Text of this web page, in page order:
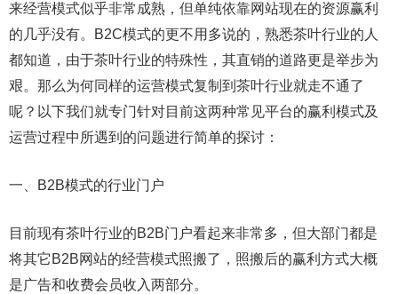
来经营模式似乎非常成熟，但单纯依靠网站现在的资源赢利
的几乎没有。B2C模式的更不用多说的，熟悉茶叶行业的人
都知道，由于茶叶行业的特殊性，其直销的道路更是举步为
艰。那么为何同样的运营模式复制到茶叶行业就走不通了
呢？以下我们就专门针对目前这两种常见平台的赢利模式及
运营过程中所遇到的问题进行简单的探讨：
一、B2B模式的行业门户
目前现有茶叶行业的B2B门户看起来非常多，但大部门都是
将其它B2B网站的经营模式照搬了，照搬后的赢利方式大概
是广告和收费会员收入两部分。